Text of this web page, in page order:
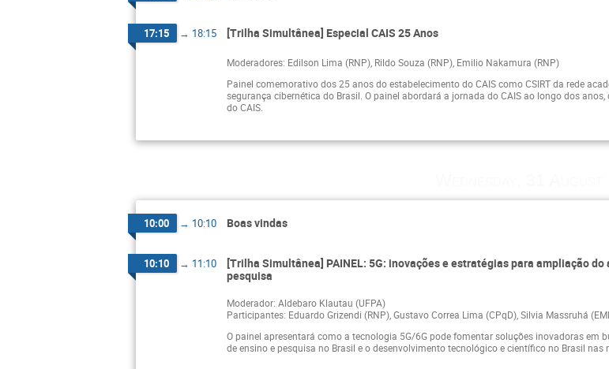
17:15 → 18:15 [Trilha Simultânea] Especial CAIS 25 Anos
Moderadores: Edilson Lima (RNP), Rildo Souza (RNP), Emilio Nakamura (RNP)
Painel comemorativo dos 25 anos do estabelecimento do CAIS como CSIRT da rede
segurança cibernética do Brasil. O painel abordará a jornada do CAIS ao longo dos
do CAIS.
10:00 → 10:10 Boas vindas
10:10 → 11:10
[Trilha Simultânea] PAINEL: 5G: inovações e estratégias para ampliação
pesquisa
Moderador: Aldebaro Klautau (UFPA)
Participantes: Eduardo Grizendi (RNP), Gustavo Correa Lima (CPqD), Silvia Massruhá
O painel apresentará como a tecnologia 5G/6G pode fomentar soluções inovadoras em
de ensino e pesquisa no Brasil e o desenvolvimento tecnológico e científico no Brasil nas